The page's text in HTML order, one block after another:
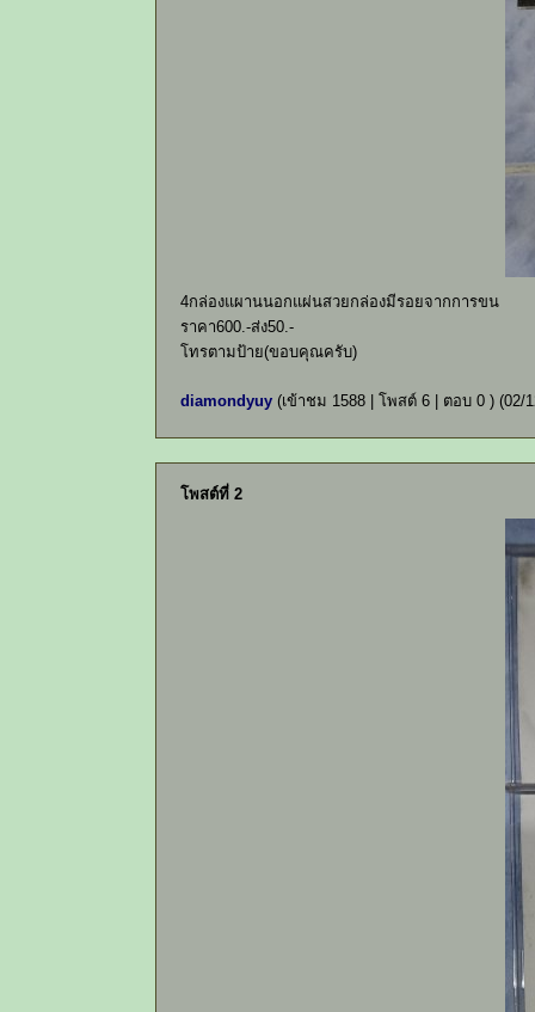
4กล่องแผานนอกแผ่นสวยกล่องมีรอยจากการขน
ราคา600.-ส่ง50.-
โทรตามป้าย(ขอบคุณครับ)
diamondyuy (เข้าชม 1588 | โพสต์ 6 | ตอบ 0 ) (02/
โพสต์ที่ 2